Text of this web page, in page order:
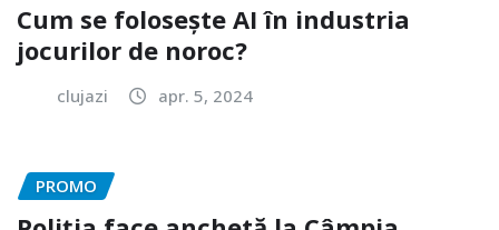
Cum se folosește AI în industria
jocurilor de noroc?
clujazi apr. 5, 2024
PROMO